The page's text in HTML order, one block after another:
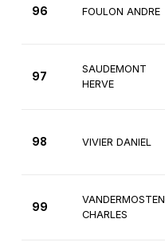
96 FOULON ANDRE
97
SAUDEMONT
HERVE
98 VIVIER DANIEL
99
VANDERMOSTEN
CHARLES